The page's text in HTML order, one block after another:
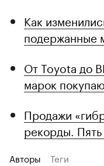
Как
подержанные
От Toyota до
марок
Продажи
рекорды.
Авторы Теги